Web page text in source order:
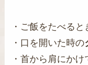
・ご飯をたべると
・口を開いた時の
・首から肩にか